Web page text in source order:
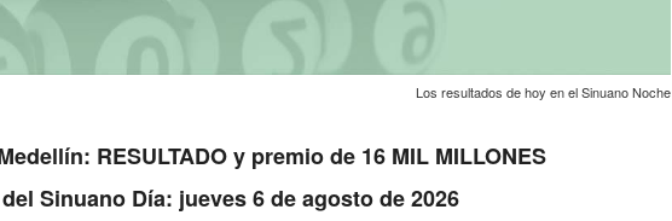
Los resultados de hoy en el Sinuano Noche
RESULTADO y premio de 16 MIL MILLONES
Sinuano Día: jueves 6 de agosto de 2026